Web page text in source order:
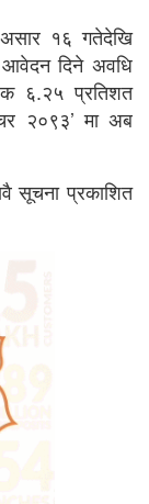
१६ गतेदेखि
दिने अवधि
६.२५ प्रतिशत
२०९३’ मा अब
सूचना प्रकाशित